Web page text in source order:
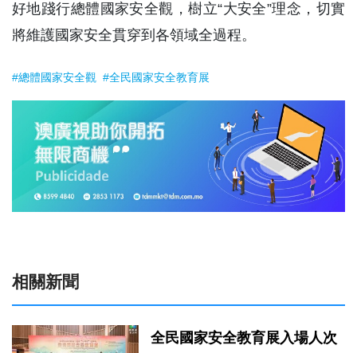
好地踐行總體國家安全觀，樹立“大安全”理念，切實
將維護國家安全貫穿到各領域全過程。
#總體國家安全觀 #全民國家安全教育展
相關新聞
全民國家安全教育展入場人次